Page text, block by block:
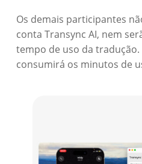
Os demais participantes
conta Transync AI, nem
tempo de uso da
consumirá os minutos de